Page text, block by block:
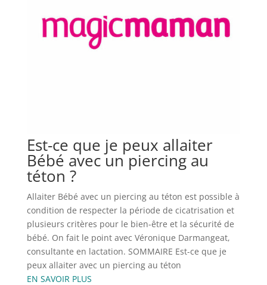
Est-ce que je peux allaiter
Bébé avec un piercing au
téton ?
Allaiter Bébé avec un piercing au téton est possible à
condition de respecter la période de cicatrisation et
plusieurs critères pour le bien-être et la sécurité de
bébé. On fait le point avec Véronique Darmangeat,
consultante en lactation. SOMMAIRE Est-ce que je
peux allaiter avec un piercing au téton
EN SAVOIR PLUS